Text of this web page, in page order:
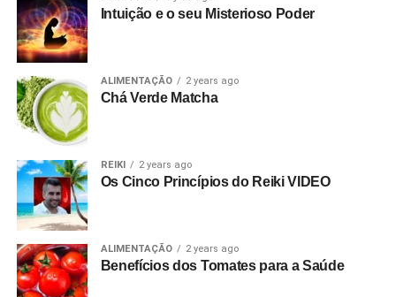
Intuição e o seu Misterioso Poder
ALIMENTAÇÃO 2 years ago
Chá Verde Matcha
REIKI 2 years ago
Os Cinco Princípios do Reiki VIDEO
ALIMENTAÇÃO 2 years ago
Benefícios dos Tomates para a Saúde